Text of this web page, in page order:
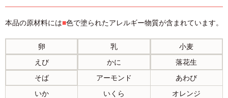
本品の原材料には■色で塗られたアレルギー物質が含まれています。
卵 乳
小麦
えび
かに
落花生
そば
アーモンド
あわび
いか
いくら
オレンジ